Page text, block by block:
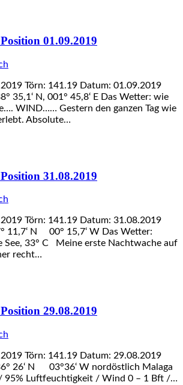
01.09.2019
Törn: 141.19 Datum: 01.09.2019
35,1‘ N, 001° 45,8‘ E Das Wetter: wie
WIND…… Gestern den ganzen Tag wie
Absolute…
31.08.2019
Törn: 141.19 Datum: 31.08.2019
11,7‘ N 00° 15,7‘ W Das Wetter:
See, 33° C Meine erste Nachtwache auf
recht…
29.08.2019
Törn: 141.19 Datum: 29.08.2019
26‘ N 03°36‘ W nordöstlich Malaga
/ 95% Luftfeuchtigkeit / Wind 0 – 1 Bft /…